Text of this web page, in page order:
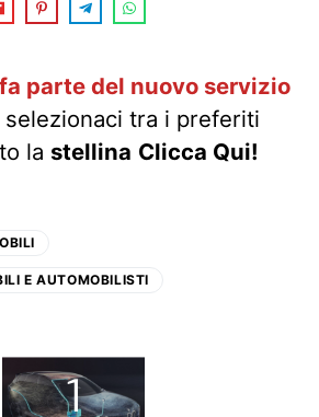
fa parte del nuovo servizio
selezionaci tra i preferiti
la stellina Clicca Qui!
E AUTOMOBILISTI